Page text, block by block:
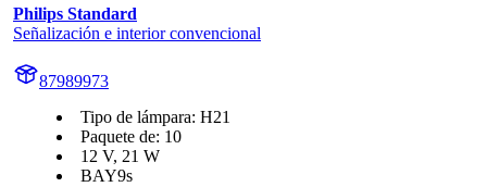
Philips Standard
Señalización e interior convencional
87989973
Tipo de lámpara: H21
Paquete de: 10
12 V, 21 W
BAY9s